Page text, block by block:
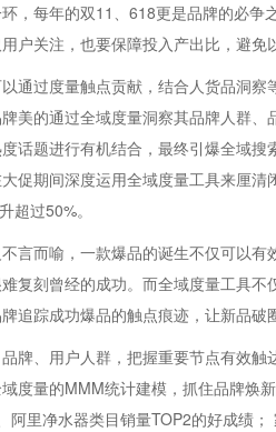
，每年的双11、618更是品牌的必
户关注，也要保障投入产出比，避免
通过度量触点贡献，结合人货品洞
美的通过全域度量洞察其品牌人群
话题进行有机结合，最终引爆全域
促期间深度运用全域度量工具来厘
超过50%。
言而喻，一款爆品的诞生不仅可以
复刻曾经的成功。而全域度量工具
追踪成功爆品的触点痕迹，让新品破
牌、用户人群，把握重要节点有效
度量的MMM统计建模，抓住品牌焕
阿里净水器类目销量TOP2的好成绩